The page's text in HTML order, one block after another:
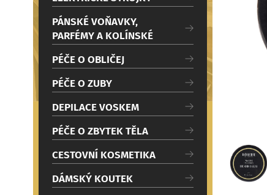
PÁNSKÉ VOŇAVKY,
PARFÉMY A KOLÍNSKÉ
PÉČE O OBLIČEJ
PÉČE O ZUBY
DEPILACE VOSKEM
PÉČE O ZBYTEK TĚLA
CESTOVNÍ KOSMETIKA
DÁMSKÝ KOUTEK